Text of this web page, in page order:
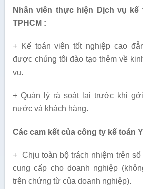
Nhân viên thực hiện Dịch vụ kế
TPHCM :
+ Kế toán viên tốt nghiệp cao
được chúng tôi đào tạo thêm về
vụ.
+ Quản lý rà soát lại trước khi
nước và khách hàng.
Các cam kết của công ty kế toán
+ Chịu toàn bộ trách nhiệm trên sổ
cung cấp cho doanh nghiệp
trên chứng từ của doanh nghiệp).